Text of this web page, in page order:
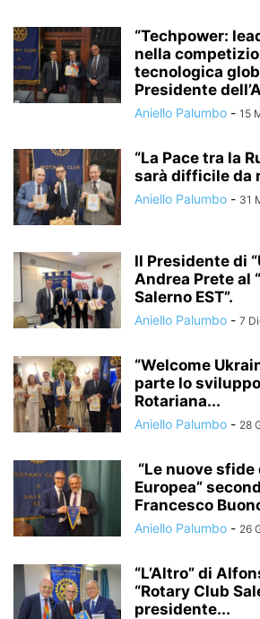
“Techpower:
nella
tecnologica
Presidente
Aniello Palumbo - 15
“La Pace tra la
sarà difficile da
Aniello Palumbo - 31
Il Presidente di
Andrea Prete al
Salerno EST”.
Aniello Palumbo - 7
“Welcome
parte lo
Rotariana...
Aniello Palumbo - 28
“Le nuove sfide
Europea”
Francesco
Aniello Palumbo - 26
“L’Altro” di
“Rotary Club
presidente...